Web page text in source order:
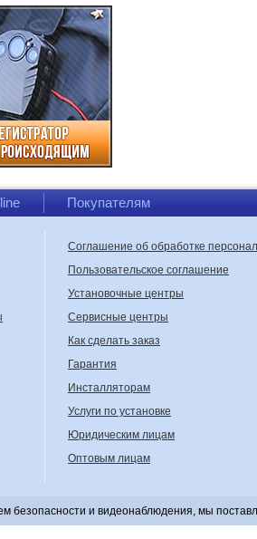
Покупателям
Соглашение об обработке
Пользовательское соглашение
Установочные центры
Сервисные центры
Как сделать заказ
Гарантия
Инсталляторам
Услуги по установке
Юридическим лицам
Оптовым лицам
безопасности и видеонаблюдения, мы